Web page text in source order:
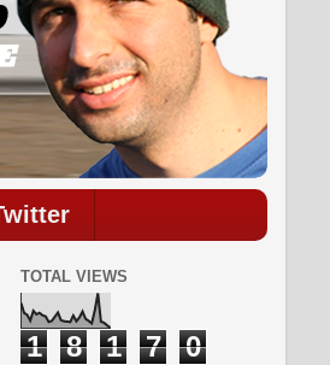
TOTAL VIEWS
1 8 1 7
0